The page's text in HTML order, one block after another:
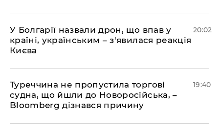
У Болгарії назвали дрон, що впав у
країні, українським – з'явилася реакція
Києва
20:02
Туреччина не пропустила торгові
судна, що йшли до Новоросійська, –
Bloomberg дізнався причину
19:40